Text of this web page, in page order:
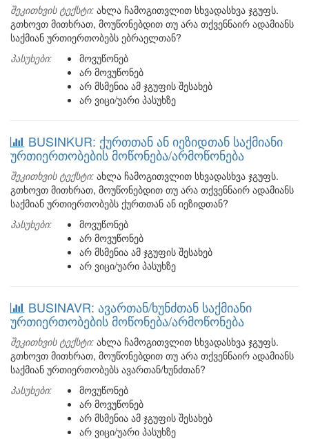
შეკითხვის ტექსტი: ახლა ჩამოგითვლით სხვადასხვა ჯგუფს.
გთხოვთ მითხრათ, მოუწონებდით თუ არა თქვენნაირ ადამიანს
საქმიან ურთიერთობებს ებრაელთან?
პასუხები:
მოვუწონებ
არ მოვუწონებ
არ მსმენია ამ ჯგუფის შესახებ
არ ვიცი/უარი პასუხზე
BUSINKUR: ქურთთან ან იეზიდთან საქმიანი
ურთიერთობების მოწონება/არმოწონება
შეკითხვის ტექსტი: ახლა ჩამოგითვლით სხვადასხვა ჯგუფს.
გთხოვთ მითხრათ, მოუწონებდით თუ არა თქვენნაირ ადამიანს
საქმიან ურთიერთობებს ქურთთან ან იეზიდთან?
პასუხები:
მოვუწონებ
არ მოვუწონებ
არ მსმენია ამ ჯგუფის შესახებ
არ ვიცი/უარი პასუხზე
BUSINAVR: ავართან/ხუნძთან საქმიანი
ურთიერთობების მოწონება/არმოწონება
შეკითხვის ტექსტი: ახლა ჩამოგითვლით სხვადასხვა ჯგუფს.
გთხოვთ მითხრათ, მოუწონებდით თუ არა თქვენნაირ ადამიანს
საქმიან ურთიერთობებს ავართან/ხუნძთან?
პასუხები:
მოვუწონებ
არ მოვუწონებ
არ მსმენია ამ ჯგუფის შესახებ
არ ვიცი/უარი პასუხზე